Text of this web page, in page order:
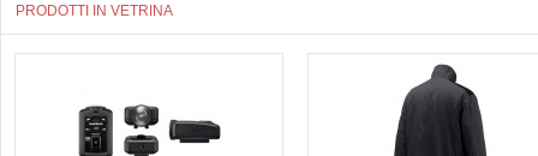
PRODOTTI IN VETRINA